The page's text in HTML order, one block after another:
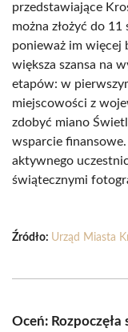
przedstawiające
można złożyć do
ponieważ im więcej
większa szansa na
etapów: w
miejscowości z
zdobyć miano
wsparcie
aktywnego
świątecznymi
Źródło: Urząd Miasta
Oceń: